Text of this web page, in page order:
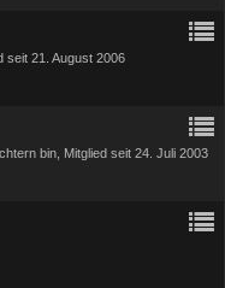
seit 21. August 2006
bin Mitglied seit 24. Juli 2003